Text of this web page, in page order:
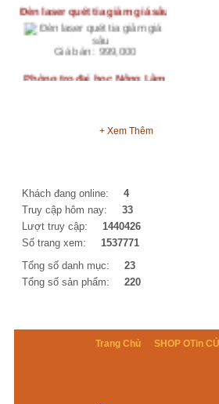
Giá bán : 999,000
có gác lối đi riêng giá rẻ
Giá bán : 1,200,000
DÂY CÁP THÉP
Giá bán : 590,000
Cho thuê nhà làm VP CTy, nhà
kho hoặc ở MT đường DT768
Giá bán : 2,500,000
+ Xem Thêm
Khách đang online:
4
Truy cập hôm nay:
33
Lượt truy cập:
1440426
Số trang xem:
1537771
Tổng số danh mục:
23
Tổng số sản phẩm:
220
Trang Chủ SHOP OTin